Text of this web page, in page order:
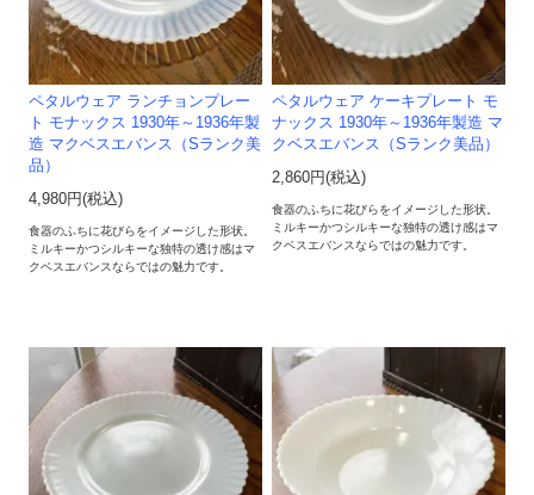
ペタルウェア ランチョンプレー
ト モナックス 1930年～1936年製
造 マクベスエバンス（Sランク美
品）
4,980円(税込)
食器のふちに花びらをイメージした形状。
ミルキーかつシルキーな独特の透け感はマ
クベスエバンスならではの魅力です。
ペタルウェア ケーキプレート モ
ナックス 1930年～1936年製造 マ
クベスエバンス（Sランク美品）
2,860円(税込)
食器のふちに花びらをイメージした形状。
ミルキーかつシルキーな独特の透け感はマ
クベスエバンスならではの魅力です。